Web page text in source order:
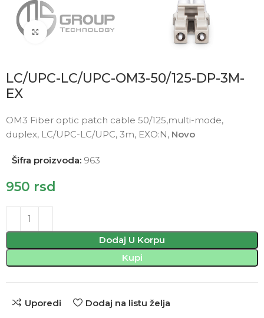
Click to enlarge
LC/UPC-LC/UPC-OM3-50/125-DP-3M-
EX
OM3 Fiber optic patch cable 50/125,multi-mode,
duplex, LC/UPC-LC/UPC, 3m, EXO:N, Novo
Šifra proizvoda: 963
950 rsd
Dodaj U Korpu
Kupi
Uporedi Dodaj na listu želja